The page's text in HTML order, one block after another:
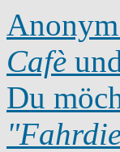
Cafè
Du